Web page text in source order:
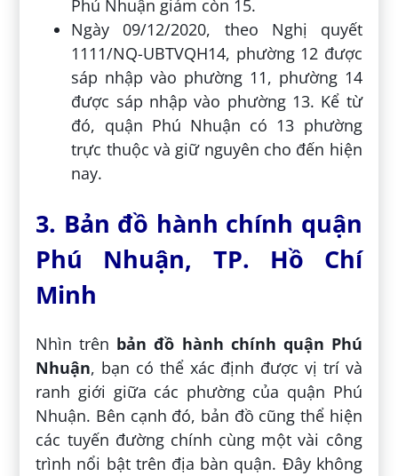
Phú Nhuận giảm còn 15.
Ngày 09/12/2020, theo Nghị quyết
1111/NQ-UBTVQH14, phường 12 được
sáp nhập vào phường 11, phường 14
được sáp nhập vào phường 13. Kể từ
đó, quận Phú Nhuận có 13 phường
trực thuộc và giữ nguyên cho đến hiện
nay.
3. Bản đồ hành chính quận
Phú Nhuận, TP. Hồ Chí
Minh
Nhìn trên bản đồ hành chính quận Phú
Nhuận, bạn có thể xác định được vị trí và
ranh giới giữa các phường của quận Phú
Nhuận. Bên cạnh đó, bản đồ cũng thể hiện
các tuyến đường chính cùng một vài công
trình nổi bật trên địa bàn quận. Đây không